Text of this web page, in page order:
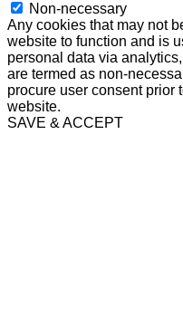
Non-necessary
Any cookies that may not
website to function and is
personal data via
are termed as non-
procure user consent prior
website.
SAVE & ACCEPT